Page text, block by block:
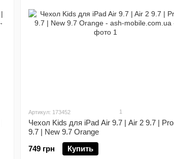
Артикул: 173452 1
Чехол Kids для iPad Air 9.7 | Air 2 9.7 | Pro
9.7 | New 9.7 Orange
749 грн
Купить